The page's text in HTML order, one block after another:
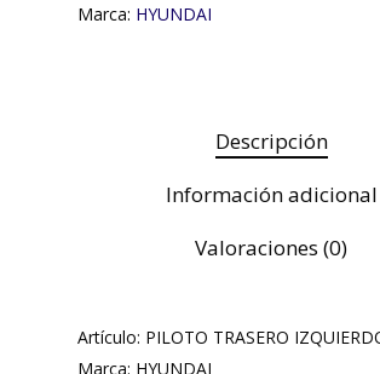
Marca: HYUNDAI
Descripción
Información adicional
Valoraciones (0)
Artículo: PILOTO TRASERO
Marca: HYUNDAI